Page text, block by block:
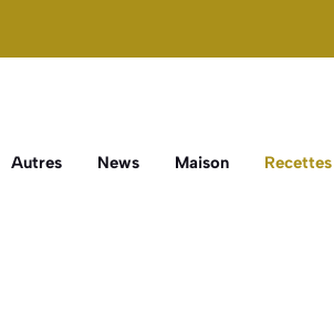
Autres News Maison Recettes